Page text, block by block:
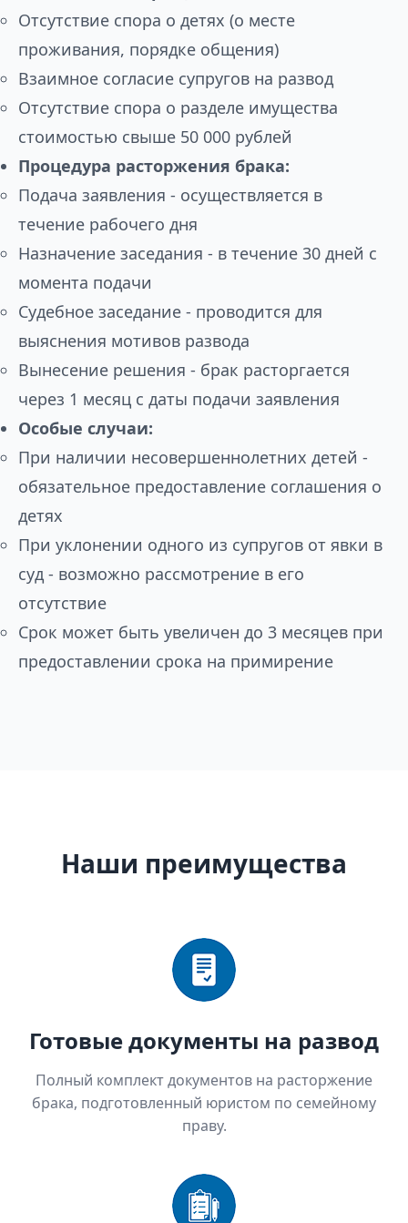
Отсутствие спора о детях (о месте
проживания, порядке общения)
Взаимное согласие супругов на развод
Отсутствие спора о разделе имущества
стоимостью свыше 50 000 рублей
Процедура расторжения брака:
Подача заявления - осуществляется в
течение рабочего дня
Назначение заседания - в течение 30 дней с
момента подачи
Судебное заседание - проводится для
выяснения мотивов развода
Вынесение решения - брак расторгается
через 1 месяц с даты подачи заявления
Особые случаи:
При наличии несовершеннолетних детей -
обязательное предоставление соглашения о
детях
При уклонении одного из супругов от явки в
суд - возможно рассмотрение в его
отсутствие
Срок может быть увеличен до 3 месяцев при
предоставлении срока на примирение
Наши преимущества
Готовые документы на развод
Полный комплект документов на расторжение
брака, подготовленный юристом по семейному
праву.